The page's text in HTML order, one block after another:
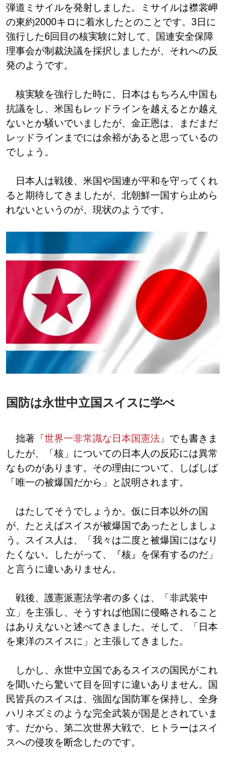
弾道ミサイルを発射しました。ミサイルは襟裳岬
の東約2000キロに着水したとのことです。3日に
強行した6回目の核実験に対して、国連安全保障
理事会が制裁決議を採択しましたが、それへの反
発のようです。
核実験を強行した時に、日本はもちろん中国も
抗議をし、米国もレッドラインを越えるとか越え
ないとか騒いでいましたが、金正恩は、まだまだ
レッドラインまでには余裕があると思っているの
でしょう。
日本人は戦後、米国や国連が平和を守ってくれ
ると期待してきましたが、北朝鮮一国すら止めら
れないというのが、現状のようです。
国防は永世中立国スイスに学べ
拙著 『世界一非常識な日本国憲法』 でも書きま
したが、「核」についての日本人の反応には異常
なものがあります。その理由について、しばしば
「唯一の被爆国だから」と説明されます。
はたしてそうでしょうか。仮に日本以外の国
が、たとえばスイスが被爆国であったとしましょ
う。スイス人は、「我々は二度と被爆国にはなり
たくない。したがって、『核』を保有するのだ」
と言うに違いありません。
戦後、護憲派憲法学者の多くは、「非武装中
立」を主張し、そうすれば他国に侵略されること
はありえないと述べてきました。そして、「日本
を東洋のスイスに」と主張してきました。
しかし、永世中立国であるスイスの国民がこれ
を聞いたら驚いて目を回すに違いありません。国
民皆兵のスイスは、強固な国防軍を保持し、全身
ハリネズミのような完全武装が国是とされていま
す。だから、第二次世界大戦で、ヒトラーはスイ
スへの侵攻を断念したのです。